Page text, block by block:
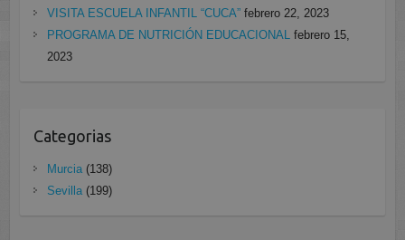
VISITA ESCUELA INFANTIL “CUCA” febrero 22, 2023
PROGRAMA DE NUTRICIÓN EDUCACIONAL febrero 15,
2023
Categorias
Murcia(138)
Sevilla(199)